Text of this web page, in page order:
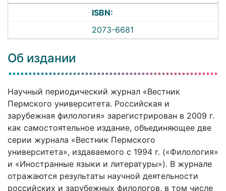
ISBN:
2073-6681
Об издании
Научный периодический журнал «Вестник
Пермского университета. Российская и
зарубежная филология» зарегистрирован в 2009 г.
как самостоятельное издание, объединяющее две
серии журнала «Вестник Пермского
университета», издаваемого с 1994 г. («Филология»
и «Иностранные языки и литературы»). В журнале
отражаются результаты научной деятельности
российских и зарубежных филологов, в том числе